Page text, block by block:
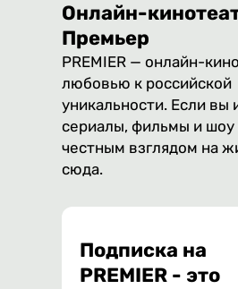
Онлайн-
Премьер
PREMIER — онлайн-
любовью к российской
уникальности. Если вы
сериалы, фильмы и шоу
честным взглядом на
сюда.
Подписка на
PREMIER - это